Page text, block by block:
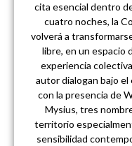
cita esencial dentro
cuatro noches, la
volverá a
libre, en un espacio
experiencia
autor dialogan bajo el
con la presencia de
Mysius, tres
territorio
sensibilidad